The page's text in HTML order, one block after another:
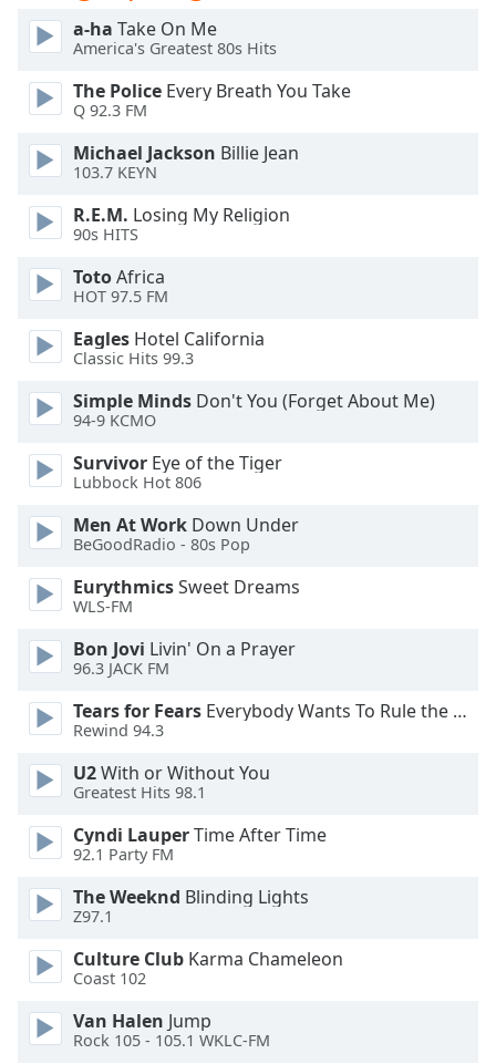
window.
cancel
close
window.
Color
Opacity
Color
Opacity
Caption
Area
Background
Color
Opacity
Font
Edge
Style
Font
Family
a-ha Take On Me
America's Greatest 80s Hits
The Police Every Breath You Take
Q 92.3 FM
Michael Jackson Billie Jean
103.7 KEYN
R.E.M. Losing My Religion
90s HITS
TotoAfrica
HOT 97.5 FM
Eagles Hotel California
Classic Hits 99.3
Simple Minds Don't You (Forget About Me)
94-9 KCMO
Survivor Eye of the Tiger
Lubbock Hot 806
Men At Work Down Under
BeGoodRadio - 80s Pop
EurythmicsSweet Dreams
WLS-FM
Bon Jovi Livin' On a Prayer
96.3 JACK FM
Tears for Fears Everybody Wants To Rule the World
Rewind 94.3
U2With or Without You
Greatest Hits 98.1
Cyndi LauperTime After Time
92.1 Party FM
The Weeknd Blinding Lights
Z97.1
Culture Club Karma Chameleon
Coast 102
Van Halen Jump
Rock 105 - 105.1 WKLC-FM